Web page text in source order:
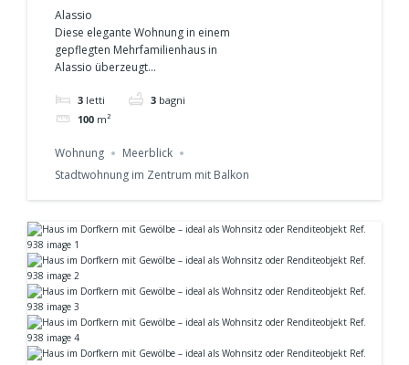
lichtdurchflutete
Wohnung mit
Meerblick in
ALASSIO Ref. 939
Alassio
Diese elegante Wohnung in einem
gepflegten Mehrfamilienhaus in
Alassio überzeugt...
3 letti 3 bagni
100 m²
Wohnung
Meerblick
Stadtwohnung im Zentrum mit Balkon